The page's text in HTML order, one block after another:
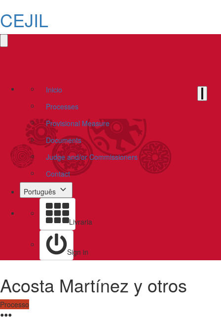
CEJIL
Inicio
Processes
Provisional Measure
Documents
Judge and/or Commissioners
Contact
Português
Livraria
Sign in
Acosta Martínez y otros
Processo
●●●